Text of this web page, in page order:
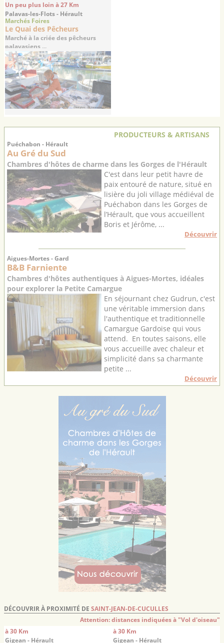
Un peu plus loin à 27 Km
Palavas-les-Flots - Hérault
Marchés Foires
Le Quai des Pêcheurs
Marché à la criée des pêcheurs
palavasiens ...
PRODUCTEURS & ARTISANS
Puéchabon - Hérault
Au Gré du Sud
Chambres d'hôtes de charme dans les Gorges de l'Hérault
C'est dans leur petit havre de
paix entouré de nature, situé en
lisière du joli village médiéval de
Puéchabon dans les Gorges de
l’Hérault, que vous accueillent
Boris et Jérôme, ...
Découvrir
Aigues-Mortes - Gard
B&B Farniente
Chambres d'hôtes authentiques à Aigues-Mortes, idéales
pour explorer la Petite Camargue
En séjournant chez Gudrun, c'est
une véritable immersion dans
l'authentique et traditionnelle
Camargue Gardoise qui vous
attend. En toutes saisons, elle
vous accueille avec chaleur et
simplicité dans sa charmante
petite ...
Découvrir
DÉCOUVRIR À PROXIMITÉ DE SAINT-JEAN-DE-CUCULLES
Attention: distances indiquées à "Vol d'oiseau"
à 30 Km
Gigean - Hérault
à 30 Km
Gigean - Hérault